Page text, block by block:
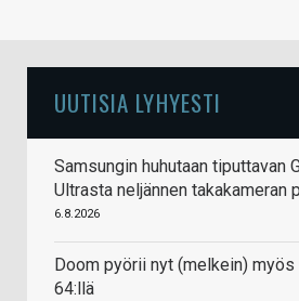
UUTISIA LYHYESTI
Samsungin huhutaan tiputtavan
Ultrasta neljännen takakameran
6.8.2026
Doom pyörii nyt (melkein)
64:llä